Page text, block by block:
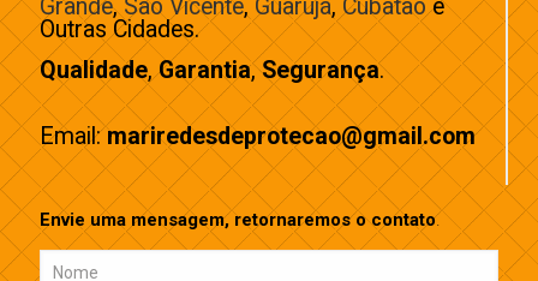
Grande,São Vicente, Guarujá, Cubatãoe
Outras Cidades.
Qualidade,Garantia,Segurança.
Email:mariredesdeprotecao@gmail.com
Envie uma mensagem, retornaremos o contato.